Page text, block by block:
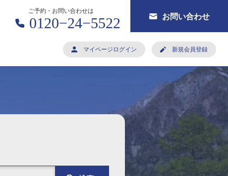
マイページログイン 新規会員登録
ご予約・お問い合わせは
0120−24−5522 お問い合わせ